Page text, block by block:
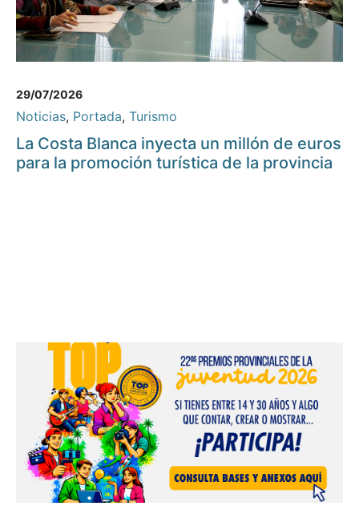
29/07/2026
Noticias, Portada, Turismo
La Costa Blanca inyecta un millón de euros
para la promoción turística de la provincia